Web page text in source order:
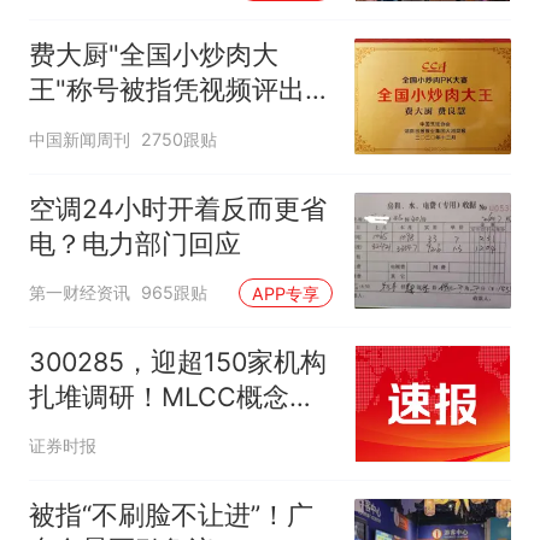
费大厨"全国小炒肉大
王"称号被指凭视频评出
官方回应
中国新闻周刊 2750跟贴
空调24小时开着反而更省
电？电力部门回应
第一财经资讯 965跟贴 APP专享
300285，迎超150家机构
扎堆调研！MLCC概念热
度再燃
证券时报
被指“不刷脸不让进”！广